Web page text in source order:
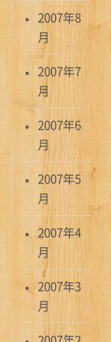
2007年8
月
2007年7
月
2007年6
月
2007年5
月
2007年4
月
2007年3
月